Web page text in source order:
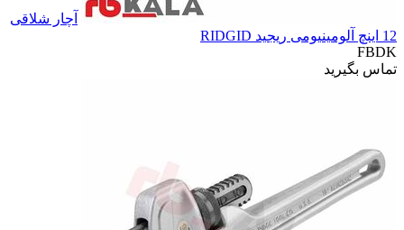
آچار شلاقی
12 اینچ آلومینیومی ریجید RIDGID
FBDK
تماس بگیرید